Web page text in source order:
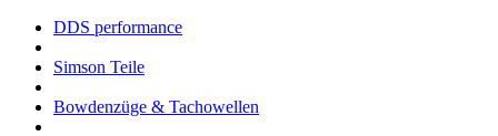
DDS performance
Simson Teile
Bowdenzüge & Tachowellen